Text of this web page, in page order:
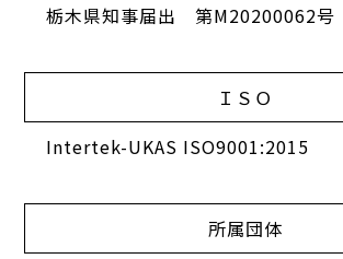
栃木県知事届出 第M20200062号
ＩＳＯ
Intertek-UKAS ISO9001:2015
所属団体